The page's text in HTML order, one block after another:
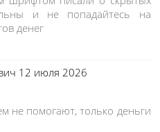
и не попадайтесь на
денег
12 июля 2026
не помогают, только деньги